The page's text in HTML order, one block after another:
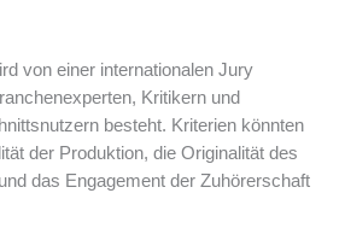
von einer internationalen Jury
Kritikern und
besteht. Kriterien könnten
der Produktion, die Originalität des
das Engagement der Zuhörerschaft